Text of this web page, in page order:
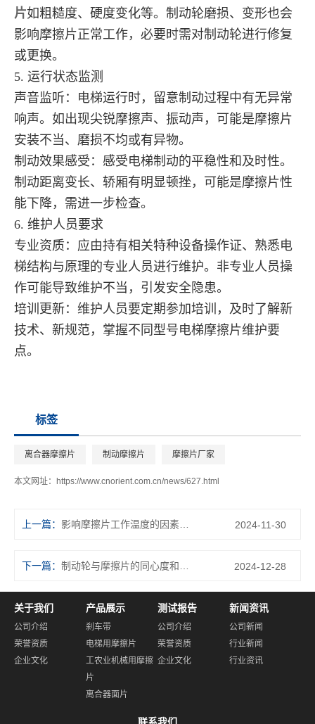
片如粗糙度、硬度变化等。制动轮磨损、变形也会
影响摩擦片正常工作，必要时需对制动轮进行修复
或更换。
5. 运行状态监测
声音监听：电梯运行时，留意制动过程中有无异常
响声。如出现尖锐摩擦声、振动声，可能是摩擦片
安装不当、磨损不均或有异物。
制动效果感受：感受电梯制动的平稳性和及时性。
制动距离变长、轿厢有明显顿挫，可能是摩擦片性
能下降，需进一步检查。
6. 维护人员要求
专业资质：应由持有相关特种设备操作证、熟悉电
梯结构与原理的专业人员进行维护。非专业人员操
作可能导致维护不当，引发安全隐患。
培训更新：维护人员要定期参加培训，及时了解新
技术、新规范，掌握不同型号电梯摩擦片维护要
点。
标签
离合器摩擦片 制动摩擦片 摩擦片厂家
本文网址： https://www.cnorient.com.cn/news/627.html
上一篇： 2024-11-30
下一篇： 2024-12-28
关于我们
公司介绍
荣誉资质
企业文化
产品展示
刹车带
电梯用摩擦片
工农业机械用摩擦
片
离合器面片
测试报告
公司介绍
荣誉资质
企业文化
新闻资讯
公司新闻
行业新闻
行业资讯
联系我们